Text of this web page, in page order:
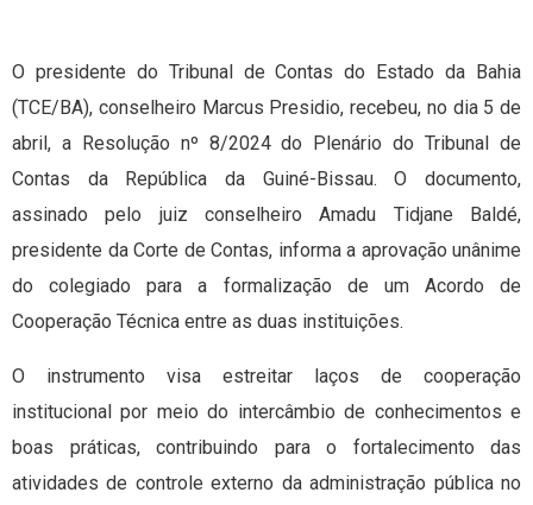
O presidente do Tribunal de Contas do Estado da Bahia
(TCE/BA), conselheiro Marcus Presidio, recebeu, no dia 5 de
abril, a Resolução nº 8/2024 do Plenário do Tribunal de
Contas da República da Guiné-Bissau. O documento,
assinado pelo juiz conselheiro Amadu Tidjane Baldé,
presidente da Corte de Contas, informa a aprovação unânime
do colegiado para a formalização de um Acordo de
Cooperação Técnica entre as duas instituições.
O instrumento visa estreitar laços de cooperação
institucional por meio do intercâmbio de conhecimentos e
boas práticas, contribuindo para o fortalecimento das
atividades de controle externo da administração pública no